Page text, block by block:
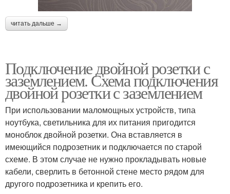
читать дальше →
Подключение двойной розетки с
заземлением. Схема подключения
двойной розетки с заземлением
При использовании маломощных устройств, типа
ноутбука, светильника для их питания пригодится
моноблок двойной розетки. Она вставляется в
имеющийся подрозетник и подключается по старой
схеме. В этом случае не нужно прокладывать новые
кабели, сверлить в бетонной стене место рядом для
другого подрозетника и крепить его.